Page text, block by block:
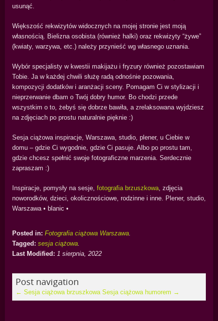
usunąć.
Większość rekwizytów widocznych na mojej stronie jest moją
własnością. Bielizna osobista (również halki) oraz rekwizyty “żywe”
(kwiaty, warzywa, etc.) należy przynieść wg własnego uznania.
Wybór specjalisty w kwestii makijażu i fryzury również pozostawiam
Tobie. Ja w każdej chwili służę radą odnośnie pozowania,
kompozycji dodatków i aranżacji sceny. Pomagam Ci w stylizacji i
nieprzerwanie dbam o Twój dobry humor. Bo chodzi przede
wszystkim o to, żebyś się dobrze bawiła, a zrelaksowana wyjdziesz
na zdjęciach po prostu naturalnie pięknie :)
Sesja ciążowa inspiracje, Warszawa, studio, plener, u Ciebie w
domu – gdzie Ci wygodnie, gdzie Ci pasuje. Albo po prostu tam,
gdzie chcesz spełnić swoje fotograficzne marzenia. Serdecznie
zapraszam :)
Inspiracje, pomysły na sesje, fotografia brzuszkowa , zdjęcia
noworodków, dzieci, okolicznościowe, rodzinne i inne. Plener, studio,
Warszawa • blanic •
Posted in: Fotografia ciążowa Warszawa
Tagged: sesja ciążowa
Last Modified: 1 sierpnia, 2022
Post navigation
← Sesja ciążowa brzuszkowa Sesja ciążowa humorem →